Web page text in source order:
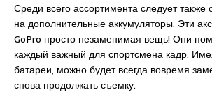
Среди всего ассортимента следует также
на дополнительные аккумуляторы. Эти
GoPro просто незаменимая вещь! Они
каждый важный для спортсмена кадр.
батареи, можно будет всегда вовремя
снова продолжать съемку.